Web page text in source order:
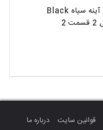
دانلود سریال آینه سیاه Black
قوانین سایت
درباره ما